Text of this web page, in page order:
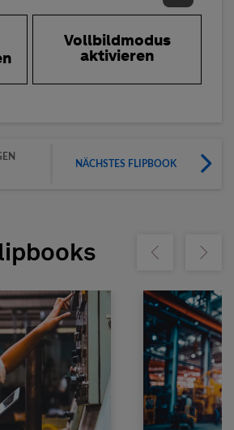
Vollbildmodus
aktivieren
NÄCHSTES FLIPBOOK
Show previousShow